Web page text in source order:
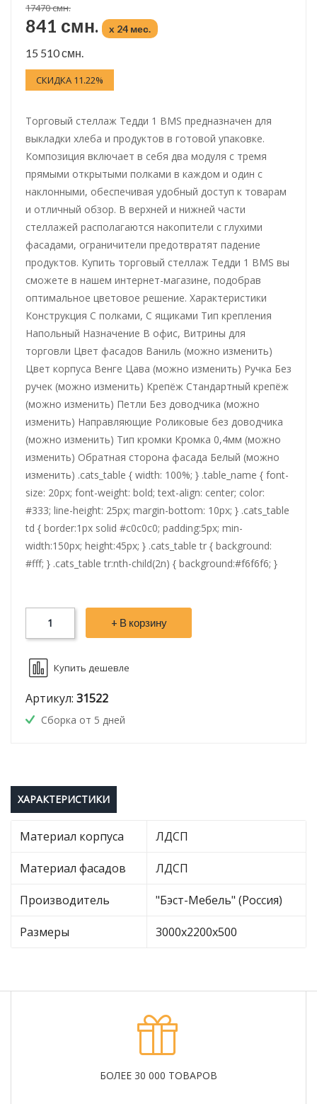
17470 смн.
841 смн. x 24 мес.
15 510 смн.
СКИДКА 11.22%
Торговый стеллаж Тедди 1 BMS предназначен для
выкладки хлеба и продуктов в готовой упаковке.
Композиция включает в себя два модуля с тремя
прямыми открытыми полками в каждом и один с
наклонными, обеспечивая удобный доступ к товарам
и отличный обзор. В верхней и нижней части
стеллажей располагаются накопители с глухими
фасадами, ограничители предотвратят падение
продуктов. Купить торговый стеллаж Тедди 1 BMS вы
сможете в нашем интернет-магазине, подобрав
оптимальное цветовое решение. Характеристики
Конструкция С полками, С ящиками Тип крепления
Напольный Назначение В офис, Витрины для
торговли Цвет фасадов Ваниль (можно изменить)
Цвет корпуса Венге Цава (можно изменить) Ручка Без
ручек (можно изменить) Крепёж Стандартный крепёж
(можно изменить) Петли Без доводчика (можно
изменить) Направляющие Роликовые без доводчика
(можно изменить) Тип кромки Кромка 0,4мм (можно
изменить) Обратная сторона фасада Белый (можно
изменить) .cats_table { width: 100%; } .table_name { font-
size: 20px; font-weight: bold; text-align: center; color:
#333; line-height: 25px; margin-bottom: 10px; } .cats_table
td { border:1px solid #c0c0c0; padding:5px; min-
width:150px; height:45px; } .cats_table tr { background:
#fff; } .cats_table tr:nth-child(2n) { background:#f6f6f6; }
+ В корзину
Купить дешевле
Артикул: 31522
Сборка от 5 дней
ХАРАКТЕРИСТИКИ
Материал корпуса ЛДСП
Материал фасадов ЛДСП
Производитель "Бэст-Мебель" (Россия)
Размеры 3000х2200х500
БОЛЕЕ 30 000 ТОВАРОВ